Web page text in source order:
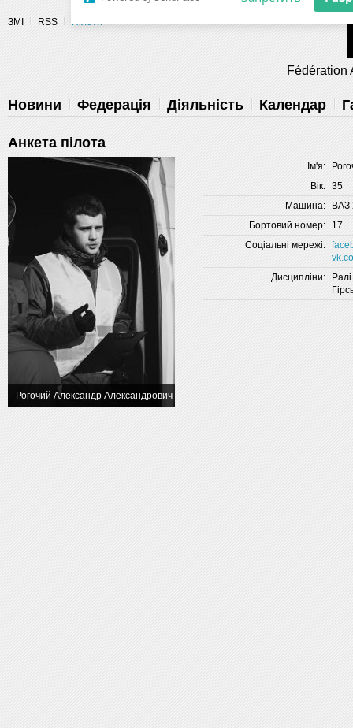
Разрешите сайту fau.ua
уведомления на рабочий стол
Запретить
ЗМІ RSS Пілоти
Fédération
Новини Федерація Діяльність Календар
Анкета пілота
Рогочий Александр Александрович
Ім'я:
Вік: 35
Машина:
ВАЗ
Бортовий номер:
17
Соціальні мережі:
Дисципліни:
Ралі